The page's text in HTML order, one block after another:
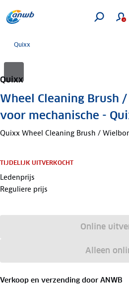
Quixx
Quixx
Wheel Cleaning Brush
voor mechanische -
Quixx Wheel Cleaning Brush /
TIJDELIJK UITVERKOCHT
Ledenprijs
Reguliere prijs
Online
Alleen
Verkoop en verzending door ANWB